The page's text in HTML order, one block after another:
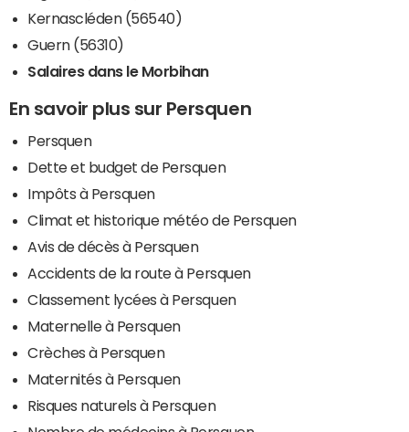
Kernascléden (56540)
Guern (56310)
Salaires dans le Morbihan
En savoir plus sur Persquen
Persquen
Dette et budget de Persquen
Impôts à Persquen
Climat et historique météo de Persquen
Avis de décès à Persquen
Accidents de la route à Persquen
Classement lycées à Persquen
Maternelle à Persquen
Crèches à Persquen
Maternités à Persquen
Risques naturels à Persquen